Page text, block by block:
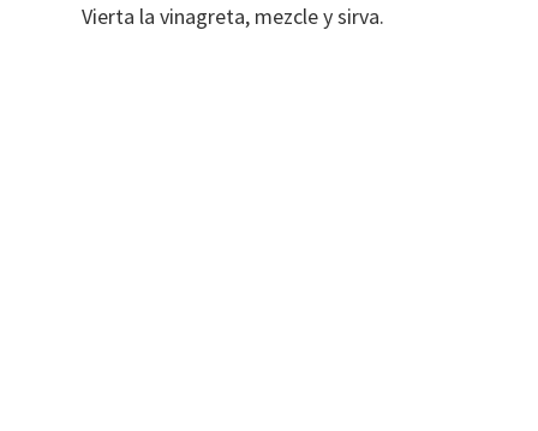
Vierta la vinagreta, mezcle y sirva.